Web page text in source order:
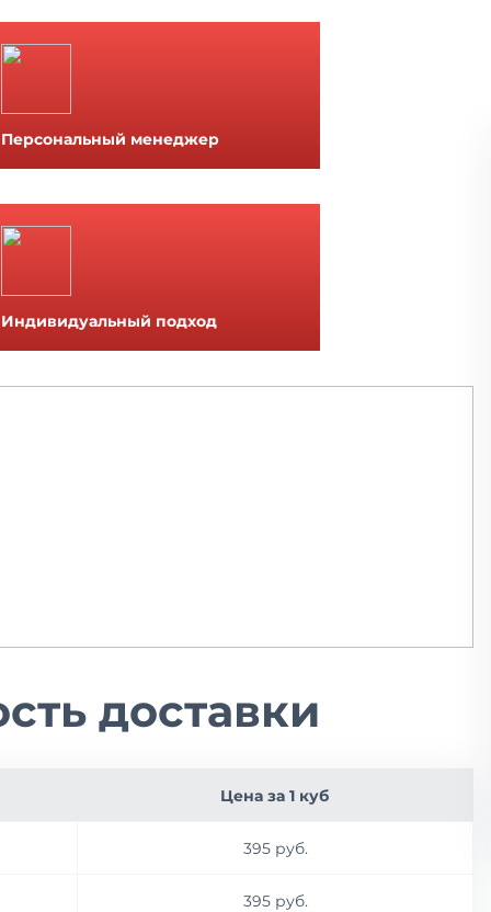
Персональный менеджер
Индивидуальный подход
доставки
Цена за 1 куб
395 руб.
395 руб.